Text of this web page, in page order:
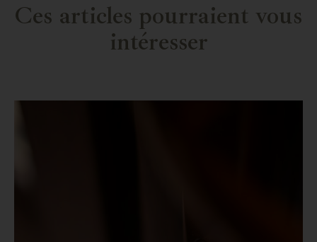
Ces articles pourraient vous
intéresser